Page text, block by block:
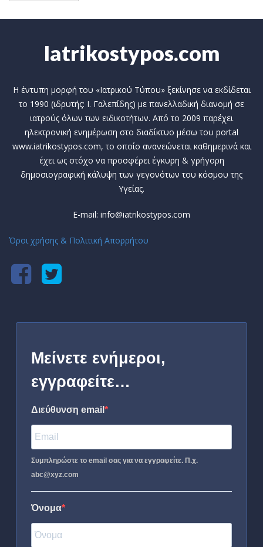
Iatrikostypos.com
Η έντυπη μορφή του «Ιατρικού Τύπου» ξεκίνησε να εκδίδεται
το 1990 (ιδρυτής: Ι. Γαλεπίδης) με πανελλαδική διανομή σε
ιατρούς όλων των ειδικοτήτων. Από το 2009 παρέχει
ηλεκτρονική ενημέρωση στο διαδίκτυο μέσω του portal
www.iatrikostypos.com, το οποίο ανανεώνεται καθημερινά και
έχει ως στόχο να προσφέρει έγκυρη & γρήγορη
δημοσιογραφική κάλυψη των γεγονότων του κόσμου της
Υγείας.
E-mail: info@iatrikostypos.com
Όροι χρήσης & Πολιτική Απορρήτου
Μείνετε ενήμεροι,
εγγραφείτε…
Διεύθυνση email
Συμπληρώστε το email σας για να εγγραφείτε. Π.χ.
abc@xyz.com
Όνομα